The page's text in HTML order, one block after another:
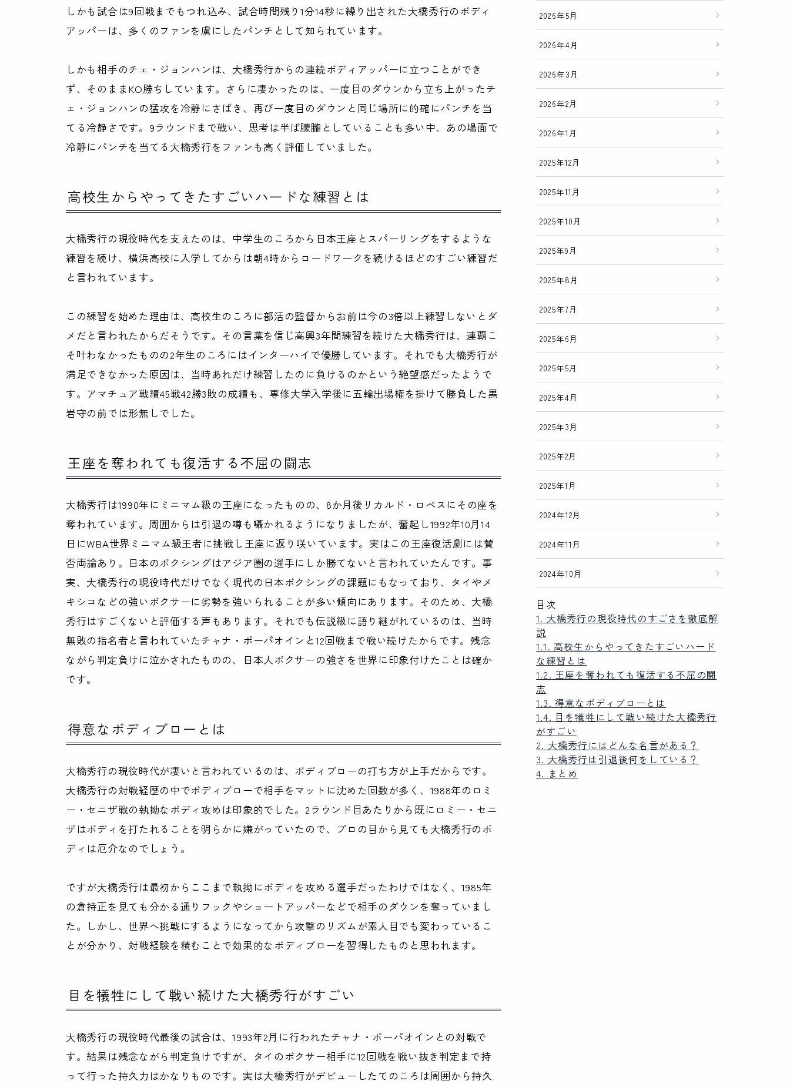
しかも試合は9回戦までもつれ込み、試合時間残り1分14秒に繰り出された大橋秀行のボディ
アッパーは、多くのファンを虜にしたパンチとして知られています。
しかも相手のチェ・ジョンハンは、大橋秀行からの連続ボディアッパーに立つことができ
ず、そのままKO勝ちしています。さらに凄かったのは、一度目のダウンから立ち上がったチ
ェ・ジョンハンの猛攻を冷静にさばき、再び一度目のダウンと同じ場所に的確にパンチを当
てる冷静さです。9ラウンドまで戦い、思考は半ば朦朧としていることも多い中、あの場面で
冷静にパンチを当てる大橋秀行をファンも高く評価していました。
高校生からやってきたすごいハードな練習とは
大橋秀行の現役時代を支えたのは、中学生のころから日本王座とスパーリングをするような
練習を続け、横浜高校に入学してからは朝4時からロードワークを続けるほどのすごい練習だ
と言われています。
この練習を始めた理由は、高校生のころに部活の監督からお前は今の3倍以上練習しないとダ
メだと言われたからだそうです。その言葉を信じ高興3年間練習を続けた大橋秀行は、連覇こ
そ叶わなかったものの2年生のころにはインターハイで優勝しています。それでも大橋秀行が
満足できなかった原因は、当時あれだけ練習したのに負けるのかという絶望感だったようで
す。アマチュア戦績45戦42勝3敗の成績も、専修大学入学後に五輪出場権を掛けて勝負した黒
岩守の前では形無しでした。
王座を奪われても復活する不屈の闘志
大橋秀行は1990年にミニマム級の王座になったものの、8か月後リカルド・ロペスにその座を
奪われています。周囲からは引退の噂も囁かれるようになりましたが、奮起し1992年10月14
日にWBA世界ミニマム級王者に挑戦し王座に返り咲いています。実はこの王座復活劇には賛
否両論あり。日本のボクシングはアジア圏の選手にしか勝てないと言われていたんです。事
実、大橋秀行の現役時代だけでなく現代の日本ボクシングの課題にもなっており、タイやメ
キシコなどの強いボクサーに劣勢を強いられることが多い傾向にあります。そのため、大橋
秀行はすごくないと評価する声もあります。それでも伝説級に語り継がれているのは、当時
無敗の指名者と言われていたチャナ・ポーパオインと12回戦まで戦い続けたからです。残念
ながら判定負けに泣かされたものの、日本人ボクサーの強さを世界に印象付けたことは確か
です。
得意なボディブローとは
大橋秀行の現役時代が凄いと言われているのは、ボディブローの打ち方が上手だからです。
大橋秀行の対戦経歴の中でボディブローで相手をマットに沈めた回数が多く、1988年のロミ
ー・セニザ戦の執拗なボディ攻めは印象的でした。2ラウンド目あたりから既にロミー・セニ
ザはボディを打たれることを明らかに嫌がっていたので、プロの目から見ても大橋秀行のボ
ディは厄介なのでしょう。
ですが大橋秀行は最初からここまで執拗にボディを攻める選手だったわけではなく、1985年
の倉持正を見ても分かる通りフックやショートアッパーなどで相手のダウンを奪っていまし
た。しかし、世界へ挑戦にするようになってから攻撃のリズムが素人目でも変わっているこ
とが分かり、対戦経験を積むことで効果的なボディブローを習得したものと思われます。
目を犠牲にして戦い続けた大橋秀行がすごい
大橋秀行の現役時代最後の試合は、1993年2月に行われたチャナ・ポーパオインとの対戦で
す。結果は残念ながら判定負けですが、タイのボクサー相手に12回戦を戦い抜き判定まで持
って行った持久力はかなりものです。実は大橋秀行がデビューしたてのころは周囲から持久
2026年5月
2026年4月
2026年3月
2026年2月
2026年1月
2025年12月
2025年11月
2025年10月
2025年9月
2025年8月
2025年7月
2025年6月
2025年5月
2025年4月
2025年3月
2025年2月
2025年1月
2024年12月
2024年11月
2024年10月
目次
1. 大橋秀行の現役時代のすごさを徹底解
説
1.1. 高校生からやってきたすごいハード
な練習とは
1.2. 王座を奪われても復活する不屈の闘
志
1.3. 得意なボディブローとは
1.4. 目を犠牲にして戦い続けた大橋秀行
がすごい
2. 大橋秀行にはどんな名言がある？
3. 大橋秀行は引退後何をしている？
4. まとめ